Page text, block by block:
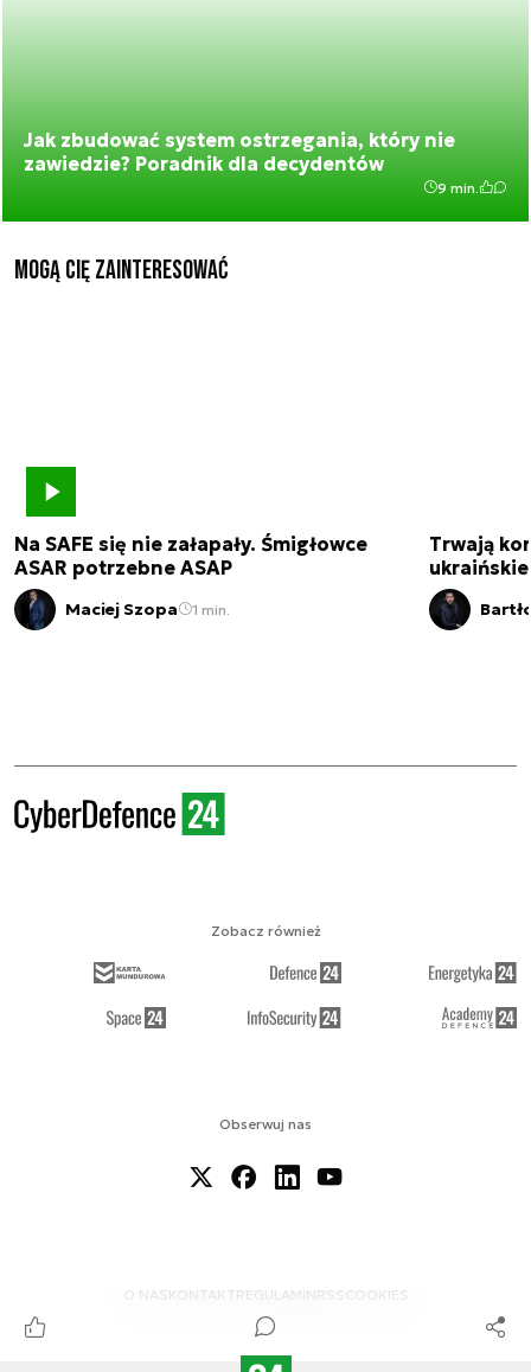
Jak zbudować system ostrzegania, który nie
zawiedzie? Poradnik dla decydentów
9 min.
Mogą Cię zainteresować
Na SAFE się nie załapały. Śmigłowce
ASAR potrzebne ASAP
Maciej Szopa 1 min.
Trwają
Obserwuj nas
O NAS KONTAKTREGULAMINRSS COOKIES
Zobacz również